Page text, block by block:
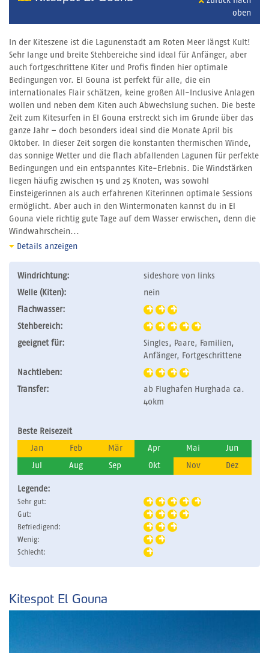
oben
In der Kiteszene ist die Lagunenstadt am Roten Meer längst Kult!
Sehr lange und breite Stehbereiche sind ideal für Anfänger, aber
auch fortgeschrittene Kiter und Profis finden hier optimale
Bedingungen vor. El Gouna ist perfekt für alle, die ein
internationales Flair schätzen, keine großen All-Inclusive Anlagen
wollen und neben dem Kiten auch Abwechslung suchen. Die beste
Zeit zum Kitesurfen in El Gouna erstreckt sich im Grunde über das
ganze Jahr – doch besonders ideal sind die Monate April bis
Oktober. In dieser Zeit sorgen die konstanten thermischen Winde,
das sonnige Wetter und die flach abfallenden Lagunen für perfekte
Bedingungen und ein entspanntes Kite-Erlebnis. Die Windstärken
liegen häufig zwischen 15 und 25 Knoten, was sowohl
Einsteigerinnen als auch erfahrenen Kiterinnen optimale Sessions
ermöglicht. Aber auch in den Wintermonaten kannst du in El
Gouna viele richtig gute Tage auf dem Wasser erwischen, denn die
Windwahrschein...
Details anzeigen
Windrichtung:
sideshore von links
Welle (Kiten):
nein
Flachwasser:
Stehbereich:
geeignet für:
Singles, Paare, Familien,
Anfänger, Fortgeschrittene
Nachtleben:
Transfer:
ab Flughafen Hurghada ca.
40km
Beste Reisezeit
Jan Feb Mär Apr Mai Jun
Jul Aug Sep Okt Nov Dez
Legende:
Sehr gut:
Gut:
Befriedigend:
Wenig:
Schlecht:
Kitespot El Gouna